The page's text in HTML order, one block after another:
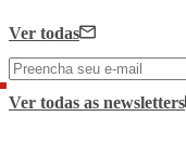
Ver todas
Ver todas as newsletters